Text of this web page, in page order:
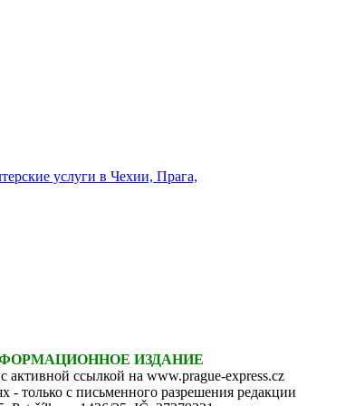
ИЗДАНИЕ
активной ссылкой на www.prague-express.cz
- только с письменного разрешения редакции